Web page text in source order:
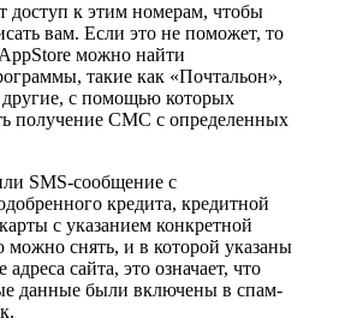
доступ к этим номерам, чтобы
вам. Если это не поможет, то
можно найти
такие как «Почтальон»,
с помощью которых
получение СМС с определенных
SMS-сообщение с
кредита, кредитной
с указанием конкретной
снять, и в которой указаны
сайта, это означает, что
данные были включены в спам-